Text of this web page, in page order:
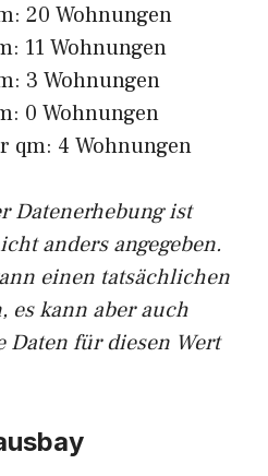
20 Wohnungen
11 Wohnungen
3 Wohnungen
0 Wohnungen
qm: 4 Wohnungen
Datenerhebung ist
anders angegeben.
einen tatsächlichen
es kann aber auch
Daten für diesen Wert